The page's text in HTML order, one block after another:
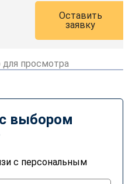
Оставить
заявку
просмотра
выбором
с персональным